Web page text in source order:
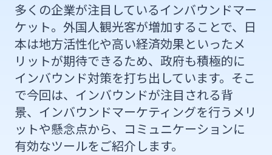
多くの企業が注目しているインバウンドマー
ケット。外国人観光客が増加することで、日
本は地方活性化や高い経済効果といったメ
リットが期待できるため、政府も積極的に
インバウンド対策を打ち出しています。そこ
で今回は、インバウンドが注目される背
景、インバウンドマーケティングを行うメリ
ットや懸念点から、コミュニケーションに
有効なツールをご紹介します。